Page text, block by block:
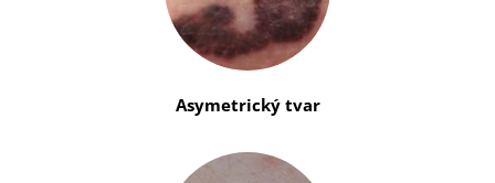
Asymetrický tvar